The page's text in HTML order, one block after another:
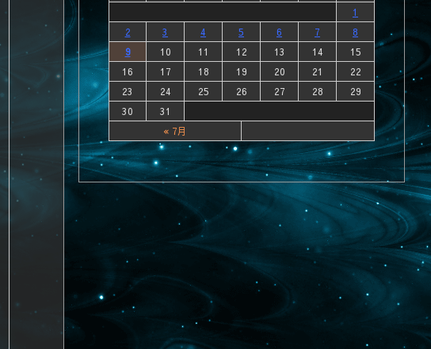
1
2
3 4 5 6 7
8
9
10 11 12 13 14
15
16
17 18 19 20 21
22
23
24 25 26 27 28
29
30
31
« 7月